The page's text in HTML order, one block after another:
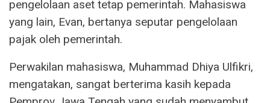
pengelolaan aset tetap pemerintah. Mahasiswa
yang lain, Evan, bertanya seputar pengelolaan
pajak oleh pemerintah.
Perwakilan mahasiswa, Muhammad Dhiya Ulfikri,
mengatakan, sangat berterima kasih kepada